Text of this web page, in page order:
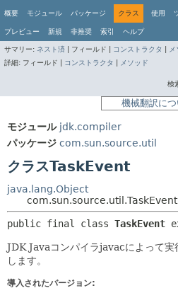
概要 モジュール パッケージ クラス 使用
プレビュー 新規 非推奨 索引 ヘルプ
サマリー: ネスト済 フィールド | コンストラクタ
詳細: フィールド | コンストラクタ メソッド
検
機械翻訳につ
モジュール jdk.compiler
パッケージ com.sun.source.util
クラスTaskEvent
java.lang.Object
com.sun.source.util.TaskEvent
public final class TaskEvent
JDK Javaコンパイラjavacによって実
します。
導入されたバージョン: